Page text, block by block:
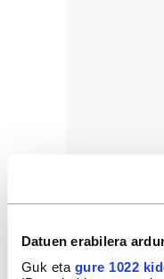
Datuen erabilera
Guk eta gure 1022